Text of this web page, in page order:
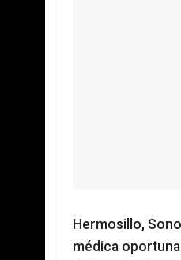
Hermosillo,
médica